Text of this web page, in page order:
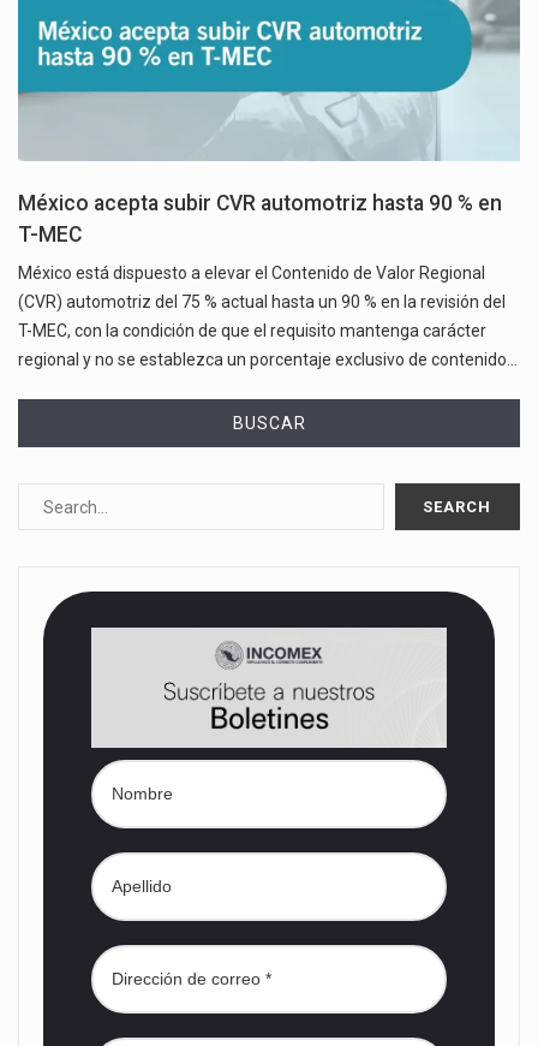
México acepta subir CVR automotriz hasta 90 % en
T-MEC
México está dispuesto a elevar el Contenido de Valor Regional
(CVR) automotriz del 75 % actual hasta un 90 % en la revisión del
T-MEC, con la condición de que el requisito mantenga carácter
regional y no se establezca un porcentaje exclusivo de contenido…
BUSCAR